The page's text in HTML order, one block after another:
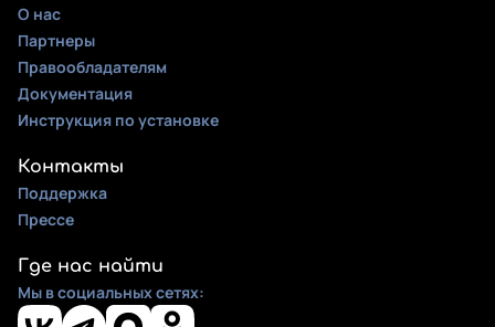
О нас
Партнеры
Правообладателям
Документация
Инструкция по установке
Контакты
Поддержка
Прессе
Где нас найти
Мы в социальных сетях: